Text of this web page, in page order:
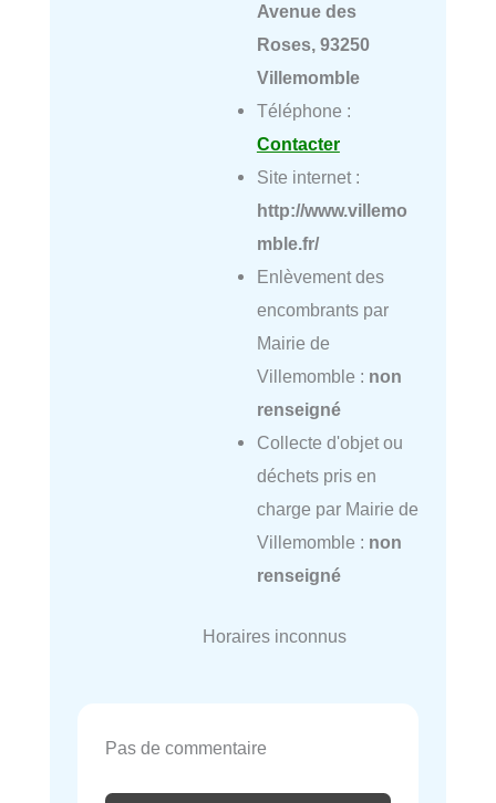
Avenue des
Roses, 93250
Villemomble
Téléphone :
Contacter
Site internet :
http://www.villemo
mble.fr/
Enlèvement des
encombrants par
Mairie de
Villemomble : non
renseigné
Collecte d'objet ou
déchets pris en
charge par Mairie de
Villemomble : non
renseigné
Horaires inconnus
Pas de commentaire